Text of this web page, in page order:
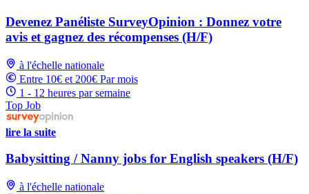
Devenez Panéliste SurveyOpinion : Donnez votre
avis et gagnez des récompenses (H/F)
à l'échelle nationale
Entre 10€ et 200€ Par mois
1 - 12 heures par semaine
Top Job
lire la suite
Babysitting / Nanny jobs for English speakers (H/F)
à l'échelle nationale